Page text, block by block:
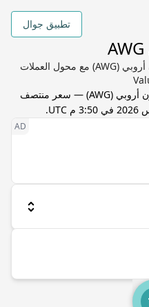
تطبيق جوال
تحويل FTX Token (FTT) إلى فلورن أروبي (AWG) مع محول العملات
أروبي (
AWG) — سعر منتصف
.